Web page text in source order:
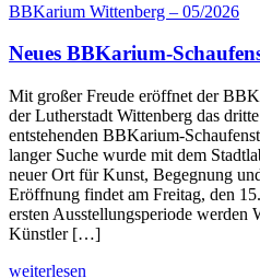
BBKarium Wittenberg – 05/2026
Neues BBKarium-
Mit großer Freude eröffnet der
der Lutherstadt Wittenberg das
entstehenden BBKarium-
langer Suche wurde mit dem
neuer Ort für Kunst, Begegnung
Eröffnung findet am Freitag, den
ersten Ausstellungsperiode werden
Künstler […]
weiterlesen